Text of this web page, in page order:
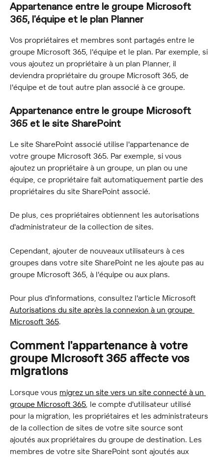
Appartenance entre le groupe Microsoft
365, l'équipe et le plan Planner
Vos propriétaires et membres sont partagés entre le
groupe Microsoft 365, l'équipe et le plan. Par exemple, si
vous ajoutez un propriétaire à un plan Planner, il
deviendra propriétaire du groupe Microsoft 365, de
l'équipe et de tout autre plan associé à ce groupe.
Appartenance entre le groupe Microsoft
365 et le site SharePoint
Le site SharePoint associé utilise l'appartenance de
votre groupe Microsoft 365. Par exemple, si vous
ajoutez un propriétaire à un groupe, un plan ou une
équipe, ce propriétaire fait automatiquement partie des
propriétaires du site SharePoint associé.
De plus, ces propriétaires obtiennent les autorisations
d'administrateur de la collection de sites.
Cependant, ajouter de nouveaux utilisateurs à ces
groupes dans votre site SharePoint ne les ajoute pas au
groupe Microsoft 365, à l'équipe ou aux plans.
Pour plus d'informations, consultez l'article Microsoft
Autorisations du site après la connexion à un groupe
Microsoft 365.
Comment l'appartenance à votre
groupe Microsoft 365 affecte vos
migrations
Lorsque vous migrez un site vers un site connecté à un
groupe Microsoft 365 , le compte d'utilisateur utilisé
pour la migration, les propriétaires et les administrateurs
de la collection de sites de votre site source sont
ajoutés aux propriétaires du groupe de destination. Les
membres de votre site SharePoint sont ajoutés aux